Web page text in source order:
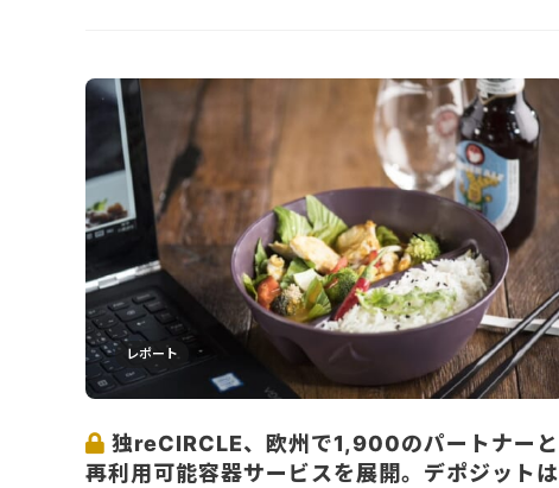
レポート
独reCIRCLE、欧州で1,900のパートナーと
再利用可能容器サービスを展開。デポジットは